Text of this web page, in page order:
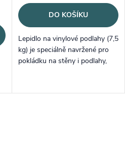
DO KOŠÍKU
Lepidlo na vinylové podlahy (7,5
kg) je speciálně navržené pro
pokládku na stěny i podlahy,
Snadno se nanáší válečkem,...